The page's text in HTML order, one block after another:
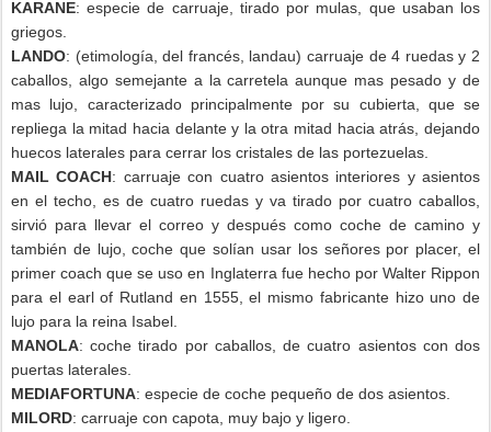
KARANE: especie de carruaje, tirado por mulas, que usaban los
griegos.
LANDO: (etimología, del francés, landau) carruaje de 4 ruedas y 2
caballos, algo semejante a la carretela aunque mas pesado y de
mas lujo, caracterizado principalmente por su cubierta, que se
repliega la mitad hacia delante y la otra mitad hacia atrás, dejando
huecos laterales para cerrar los cristales de las portezuelas.
MAIL COACH: carruaje con cuatro asientos interiores y asientos
en el techo, es de cuatro ruedas y va tirado por cuatro caballos,
sirvió para llevar el correo y después como coche de camino y
también de lujo, coche que solían usar los señores por placer, el
primer coach que se uso en Inglaterra fue hecho por Walter Rippon
para el earl of Rutland en 1555, el mismo fabricante hizo uno de
lujo para la reina Isabel.
MANOLA: coche tirado por caballos, de cuatro asientos con dos
puertas laterales.
MEDIAFORTUNA: especie de coche pequeño de dos asientos.
MILORD: carruaje con capota, muy bajo y ligero.